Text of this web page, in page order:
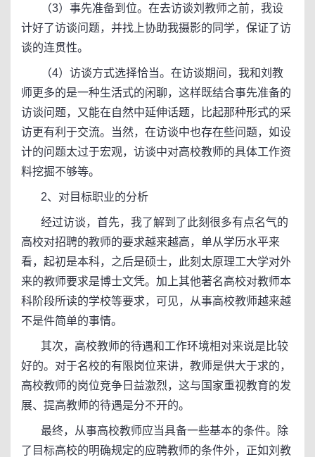
（3）事先准备到位。在去访谈刘教师之前，我设
计好了访谈问题，并找上协助我摄影的同学，保证了访
谈的连贯性。
（4）访谈方式选择恰当。在访谈期间，我和刘教
师更多的是一种生活式的闲聊，这样既结合事先准备的
访谈问题，又能在自然中延伸话题，比起那种形式的采
访更有利于交流。当然，在访谈中也存在些问题，如设
计的问题太过于宏观，访谈中对高校教师的具体工作资
料挖掘不够等。
2、对目标职业的分析
经过访谈，首先，我了解到了此刻很多有点名气的
高校对招聘的教师的要求越来越高，单从学历水平来
看，起初是本科，之后是硕士，此刻太原理工大学对外
来的教师要求是博士文凭。加上其他著名高校对教师本
科阶段所读的学校等要求，可见，从事高校教师越来越
不是件简单的事情。
其次，高校教师的待遇和工作环境相对来说是比较
好的。对于名校的有限岗位来讲，教师是供大于求的，
高校教师的岗位竞争日益激烈，这与国家重视教育的发
展、提高教师的待遇是分不开的。
最终，从事高校教师应当具备一些基本的条件。除
了目标高校的明确规定的应聘教师的条件外，正如刘教